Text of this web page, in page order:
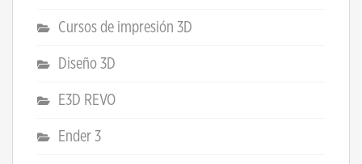
Cursos de impresión 3D
Diseño 3D
E3D REVO
Ender 3